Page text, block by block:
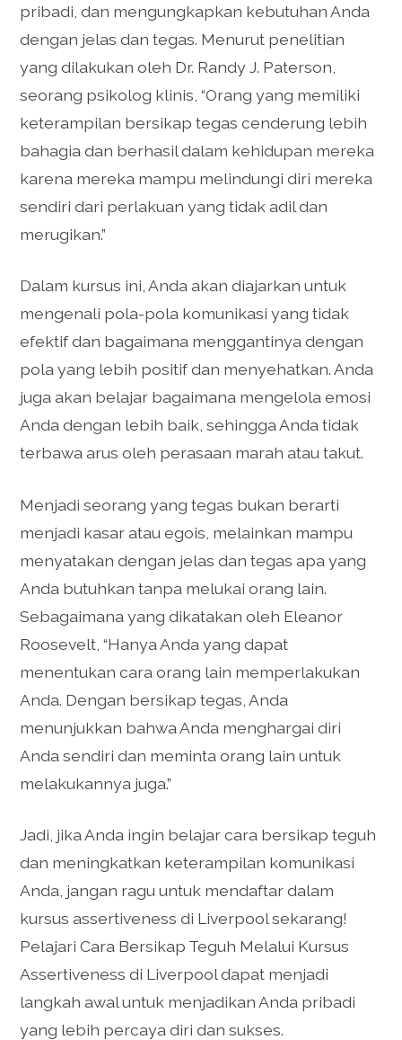
pribadi, dan mengungkapkan kebutuhan Anda
dengan jelas dan tegas. Menurut penelitian
yang dilakukan oleh Dr. Randy J. Paterson,
seorang psikolog klinis, “Orang yang memiliki
keterampilan bersikap tegas cenderung lebih
bahagia dan berhasil dalam kehidupan mereka
karena mereka mampu melindungi diri mereka
sendiri dari perlakuan yang tidak adil dan
merugikan.”
Dalam kursus ini, Anda akan diajarkan untuk
mengenali pola-pola komunikasi yang tidak
efektif dan bagaimana menggantinya dengan
pola yang lebih positif dan menyehatkan. Anda
juga akan belajar bagaimana mengelola emosi
Anda dengan lebih baik, sehingga Anda tidak
terbawa arus oleh perasaan marah atau takut.
Menjadi seorang yang tegas bukan berarti
menjadi kasar atau egois, melainkan mampu
menyatakan dengan jelas dan tegas apa yang
Anda butuhkan tanpa melukai orang lain.
Sebagaimana yang dikatakan oleh Eleanor
Roosevelt, “Hanya Anda yang dapat
menentukan cara orang lain memperlakukan
Anda. Dengan bersikap tegas, Anda
menunjukkan bahwa Anda menghargai diri
Anda sendiri dan meminta orang lain untuk
melakukannya juga.”
Jadi, jika Anda ingin belajar cara bersikap teguh
dan meningkatkan keterampilan komunikasi
Anda, jangan ragu untuk mendaftar dalam
kursus assertiveness di Liverpool sekarang!
Pelajari Cara Bersikap Teguh Melalui Kursus
Assertiveness di Liverpool dapat menjadi
langkah awal untuk menjadikan Anda pribadi
yang lebih percaya diri dan sukses.